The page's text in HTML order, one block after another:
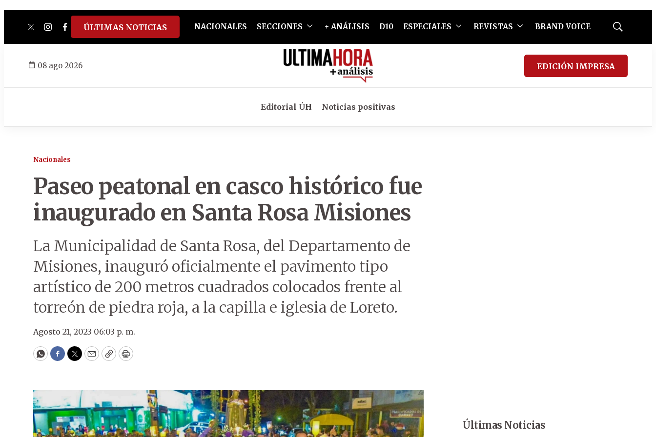
twitterinstagram
facebook
tiktokyoutube
spotify
ÚLTIMAS NOTICIAS NACIONALES SECCIONES + ANÁLISIS D10 ESPECIALES REVISTAS BRAND VOICE
Mostrar
08 ago 2026 EDICIÓN IMPRESA
Editorial ÚH Noticias positivas
Nacionales
Paseo peatonal en casco histórico fue
inaugurado en Santa Rosa Misiones
La Municipalidad de Santa Rosa, del Departamento de
Misiones, inauguró oficialmente el pavimento tipo
artístico de 200 metros cuadrados colocados frente al
torreón de piedra roja, a la capilla e iglesia de Loreto.
Agosto 21, 2023 06:03 p. m.
WhatsApp
Facebook
Twitter
EmailCopyPrint
Últimas Noticias